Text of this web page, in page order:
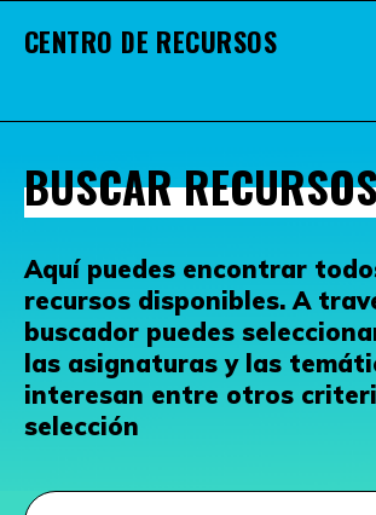
CENTRO DE RECURSOS
BUSCAR
Aquí puedes encontrar
recursos disponibles. A
buscador puedes
las asignaturas y las
interesan entre otros
selección